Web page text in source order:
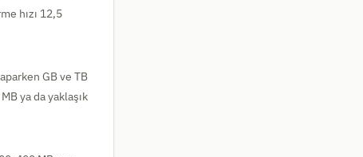
hızı 12,5
GB ve TB
ya da yaklaşık